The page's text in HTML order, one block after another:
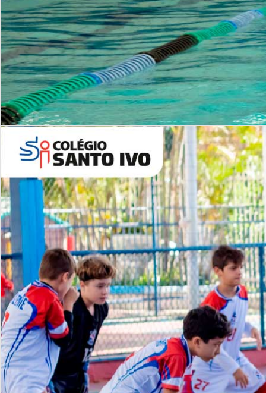
Período Integral | Saiba mais
INSTITUCIONAL
Lista de vídeos
NOSSOCANAL